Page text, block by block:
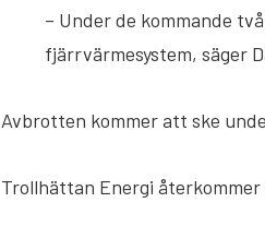
– Under de kommande
fjärrvärmesystem, säger
Avbrotten kommer att ske
Trollhättan Energi